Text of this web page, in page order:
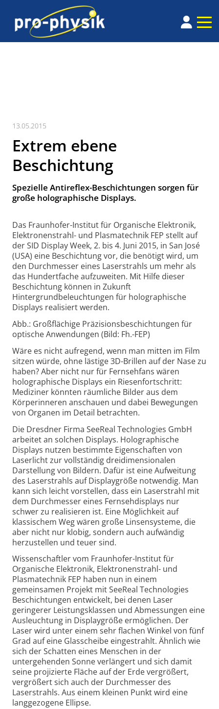
13.05.2015
Extrem ebene
Beschichtung
Spezielle Antireflex-Beschichtungen sorgen für
große holographische Displays.
Das Fraunhofer-Institut für Organische Elektronik,
Elektronenstrahl- und Plasmatechnik FEP stellt auf
der SID Display Week, 2. bis 4. Juni 2015, in San José
(USA) eine Beschichtung vor, die benötigt wird, um
den Durchmesser eines Laserstrahls um mehr als
das Hundertfache aufzuweiten. Mit Hilfe dieser
Beschichtung können in Zukunft
Hintergrundbeleuchtungen für holographische
Displays realisiert werden.
Abb.: Großflächige Präzisionsbeschichtungen für
optische Anwendungen (Bild: Fh.-FEP)
Wäre es nicht aufregend, wenn man mitten im Film
sitzen würde, ohne lästige 3D-Brillen auf der Nase zu
haben? Aber nicht nur für Fernsehfans wären
holographische Displays ein Riesenfortschritt:
Mediziner könnten räumliche Bilder aus dem
Körperinneren anschauen und dabei Bewegungen
von Organen im Detail betrachten.
Die Dresdner Firma SeeReal Technologies GmbH
arbeitet an solchen Displays. Holographische
Displays nutzen bestimmte Eigenschaften von
Laserlicht zur vollständig dreidimensionalen
Darstellung von Bildern. Dafür ist eine Aufweitung
des Laserstrahls auf Displaygröße notwendig. Man
kann sich leicht vorstellen, dass ein Laserstrahl mit
dem Durchmesser eines Fernsehdisplays nur
schwer zu realisieren ist. Eine Möglichkeit auf
klassischem Weg wären große Linsensysteme, die
aber nicht nur klobig, sondern auch aufwändig
herzustellen und teuer sind.
Wissenschaftler vom Fraunhofer-Institut für
Organische Elektronik, Elektronenstrahl- und
Plasmatechnik FEP haben nun in einem
gemeinsamen Projekt mit SeeReal Technologies
Beschichtungen entwickelt, bei denen Laser
geringerer Leistungsklassen und Abmessungen eine
Ausleuchtung in Displaygröße ermöglichen. Der
Laser wird unter einem sehr flachen Winkel von fünf
Grad auf eine Glasscheibe eingestrahlt. Ähnlich wie
sich der Schatten eines Menschen in der
untergehenden Sonne verlängert und sich damit
seine projizierte Fläche auf der Erde vergrößert,
vergrößert sich auch der Durchmesser des
Laserstrahls. Aus einem kleinen Punkt wird eine
langgezogene Ellipse.